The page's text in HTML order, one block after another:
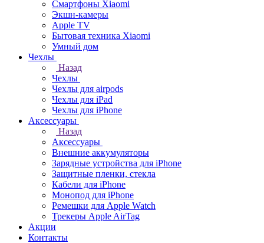
Смартфоны Xiaomi
Экшн-камеры
Apple TV
Бытовая техника Xiaomi
Умный дом
Чехлы
Назад
Чехлы
Чехлы для airpods
Чехлы для iPad
Чехлы для iPhone
Аксессуары
Назад
Аксессуары
Внешние аккумуляторы
Зарядные устройства для iPhone
Защитные пленки, стекла
Кабели для iPhone
Монопод для iPhone
Ремешки для Apple Watch
Трекеры Apple AirTag
Акции
Контакты